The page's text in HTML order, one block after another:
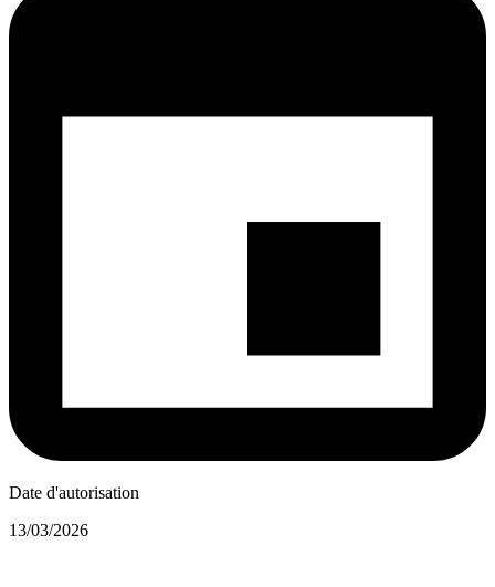
Date d'autorisation
13/03/2026